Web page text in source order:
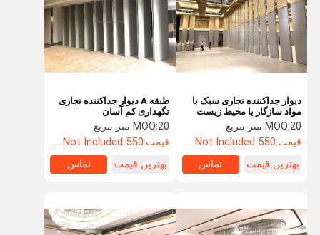
طبقه A دیوار جداکننده تجاری
نگهداری کم آسان
MOQ:20 متر مربع
قیمت:550-3500RMB/PC (FOB) Tax Not Included
بهترین قیمت
تماس
دیوار جداکننده تجاری سبک با
مواد سازگار با محیط زیست
MOQ:20 متر مربع
قیمت:550-3500RMB/PC (FOB) Tax Not Included
بهترین قیمت
تماس